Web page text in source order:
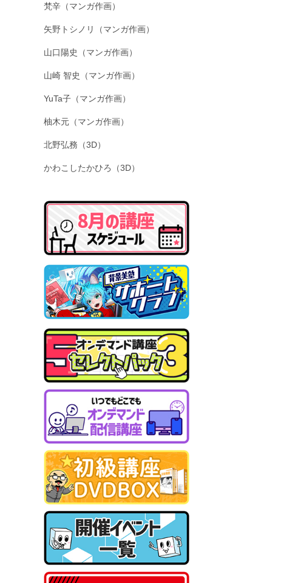
梵辛（マンガ作画）
矢野トシノリ（マンガ作画）
山口陽史（マンガ作画）
山崎 智史（マンガ作画）
YuTa子（マンガ作画）
柚木元（マンガ作画）
北野弘務（3D）
かわこしたかひろ（3D）